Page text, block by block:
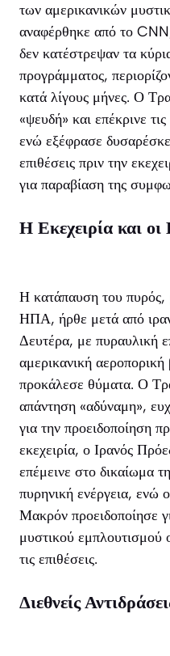
των αμερικανικών
αναφέρθηκε από το
δεν κατέστρεψαν τα
προγράμματος,
κατά λίγους μήνες. Ο
«ψευδή» και επέκρινε
ενώ εξέφρασε
επιθέσεις πριν την
για παραβίαση της
Η Εκεχειρία και οι
Η κατάπαυση του
ΗΠΑ, ήρθε μετά από
Δευτέρα, με πυραυλική
αμερικανική
προκάλεσε θύματα. Ο
απάντηση «αδύναμη»,
για την προειδοποίηση
εκεχειρία, ο Ιρανός
επέμεινε στο δικαίωμα
πυρηνική ενέργεια,
Μακρόν προειδοποίησε
μυστικού εμπλουτισμού
τις επιθέσεις.
Διεθνείς